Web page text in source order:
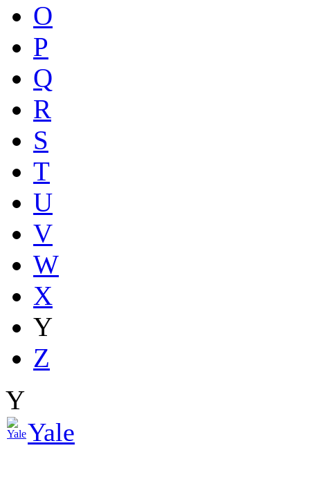
O
P
Q
R
S
T
U
V
W
X
Y
Z
Y
Yale